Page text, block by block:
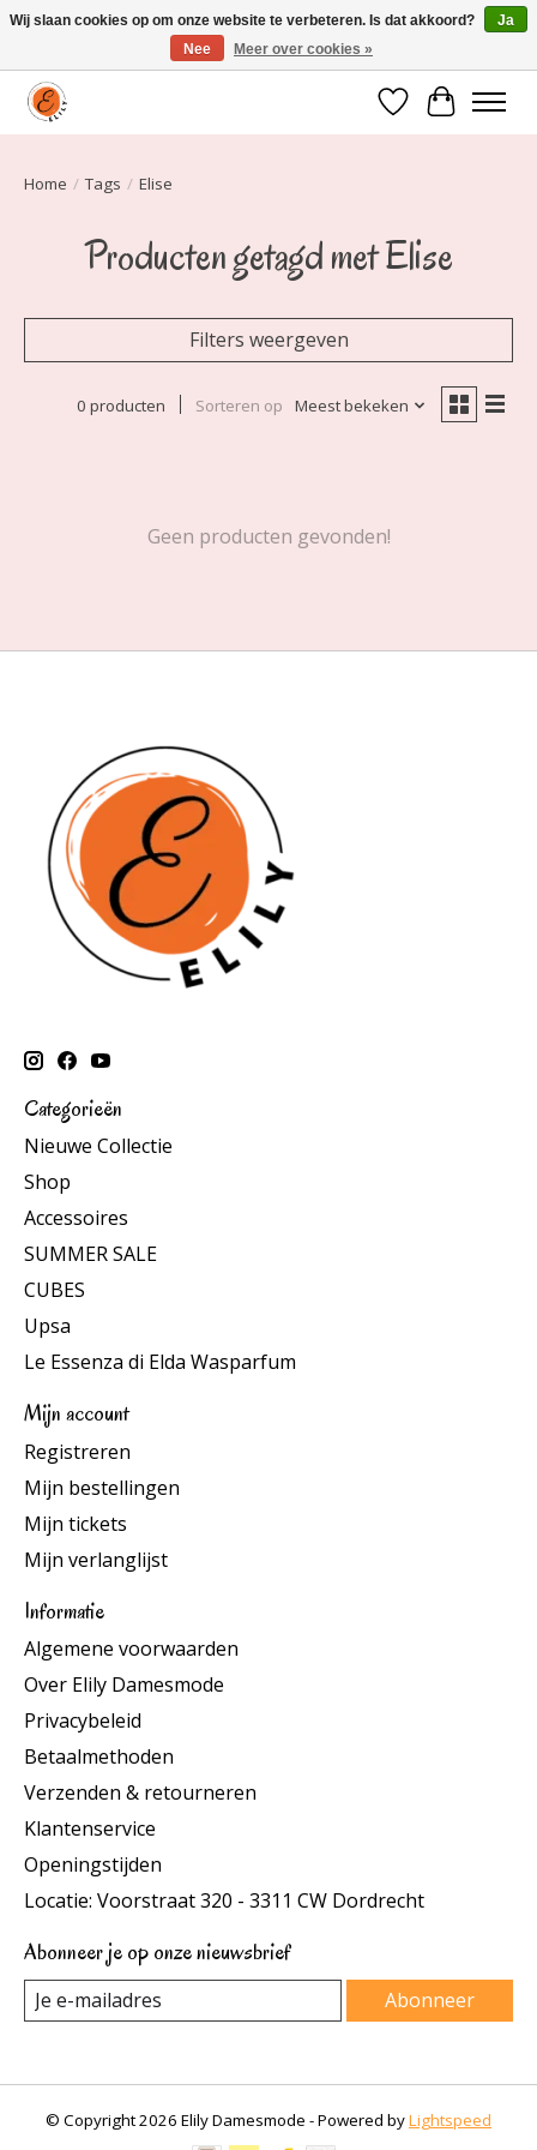
Elily is er om jou te laten stralen! Mode vanaf maat 34 t/m 54
Verlanglijst
Home / Tags / Elise
Producten getagd met Elise
Filters weergeven
0 producten Sorteren op Meest bekeken
Geen producten gevonden!
Categorieën
Nieuwe Collectie
Shop
Accessoires
SUMMER SALE
CUBES
Upsa
Le Essenza di Elda Wasparfum
Mijn account
Registreren
Mijn bestellingen
Mijn tickets
Mijn verlanglijst
Informatie
Algemene voorwaarden
Over Elily Damesmode
Privacybeleid
Betaalmethoden
Verzenden & retourneren
Klantenservice
Openingstijden
Locatie: Voorstraat 320 - 3311 CW Dordrecht
Abonneer je op onze nieuwsbrief
Abonneer
© Copyright 2026 Elily Damesmode - Powered byLightspeed
Wij slaan cookies op om onze website te verbeteren. Is dat akkoord?
Ja
Nee
Meer over cookies »